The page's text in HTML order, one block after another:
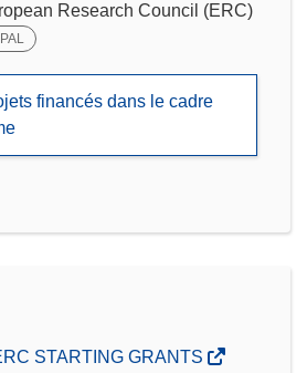
Research Council (ERC)
financés dans le cadre
STARTING GRANTS